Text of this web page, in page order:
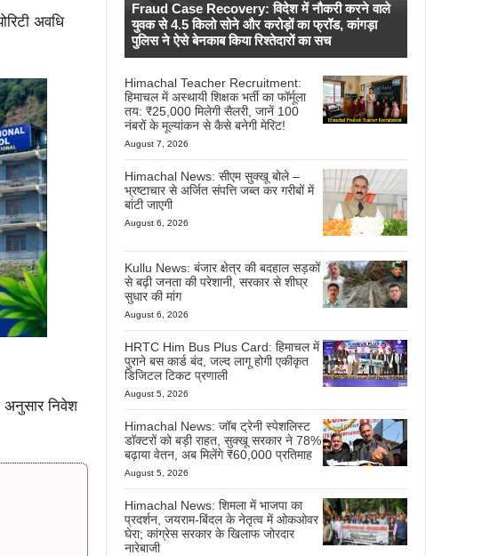
अवधि
निवेश
Fraud Case Recovery: विदेश में नौकरी करने वाले
युवक से 4.5 किलो सोने और करोड़ों का फ्रॉड, कांगड़ा
पुलिस ने ऐसे बेनकाब किया रिश्तेदारों का सच
Himachal Teacher Recruitment:
हिमाचल में अस्थायी शिक्षक भर्ती का फॉर्मूला
तय: ₹25,000 मिलेगी सैलरी, जानें 100
नंबरों के मूल्यांकन से कैसे बनेगी मेरिट!
August 7, 2026
Himachal News: सीएम सुक्खू बोले –
भ्रष्टाचार से अर्जित संपत्ति जब्त कर गरीबों में
बांटी जाएगी
August 6, 2026
Kullu News: बंजार क्षेत्र की बदहाल सड़कों
से बढ़ी जनता की परेशानी, सरकार से शीघ्र
सुधार की मांग
August 6, 2026
HRTC Him Bus Plus Card: हिमाचल में
पुराने बस कार्ड बंद, जल्द लागू होगी एकीकृत
डिजिटल टिकट प्रणाली
August 5, 2026
Himachal News: जॉब ट्रेनी स्पेशलिस्ट
डॉक्टरों को बड़ी राहत, सुक्खू सरकार ने 78%
बढ़ाया वेतन, अब मिलेंगे ₹60,000 प्रतिमाह
August 5, 2026
Himachal News: शिमला में भाजपा का
प्रदर्शन, जयराम-बिंदल के नेतृत्व में ओकओवर
घेरा; कांग्रेस सरकार के खिलाफ जोरदार
नारेबाजी